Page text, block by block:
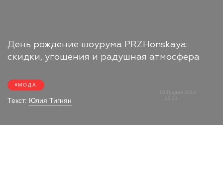
День рождение шоурума PRZHonskaya:
скидки, угощения и радушная атмосфера
МОДА
Текст: Юлия Тигнян
10 Грудня 2012